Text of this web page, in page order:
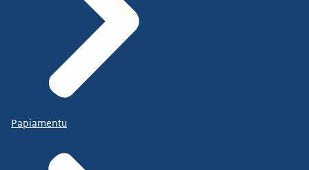
Papiamentu